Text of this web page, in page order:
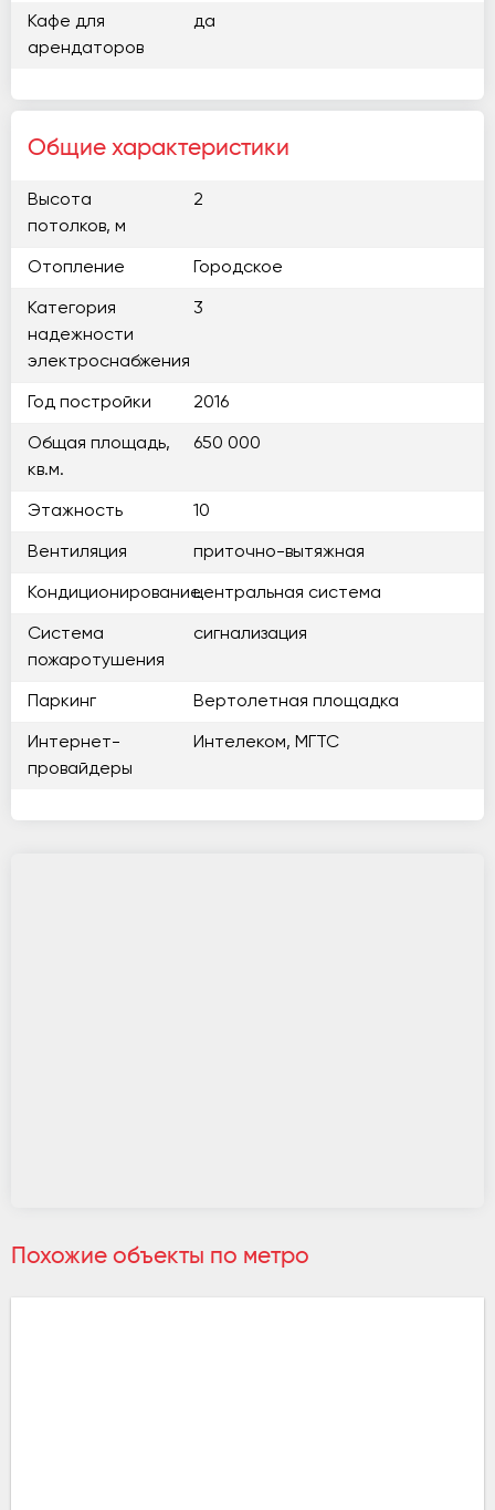
Кафе для
арендаторов
да
Общие характеристики
Высота
потолков, м
2
Отопление Городское
Категория
надежности
электроснабжения
3
Год постройки 2016
Общая площадь,
кв.м.
650 000
Этажность 10
Вентиляция приточно-вытяжная
Кондиционированиецентральная система
Система
пожаротушения
сигнализация
Паркинг Вертолетная площадка
Интернет-
провайдеры
Интелеком, МГТС
Похожие объекты по метро